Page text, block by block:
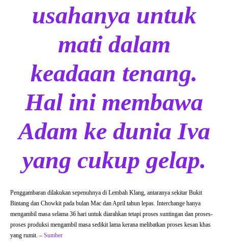
usahanya untuk
mati dalam
keadaan tenang.
Hal ini membawa
Adam ke dunia Iva
yang cukup gelap.
Penggambaran dilakukan sepenuhnya di Lembah Klang, antaranya sekitar Bukit
Bintang dan Chowkit pada bulan Mac dan April tahun lepas. Interchange hanya
mengambil masa selama 36 hari untuk diarahkan tetapi proses suntingan dan proses-
proses produksi mengambil masa sedikit lama kerana melibatkan proses kesan khas
yang rumit. – Sumber